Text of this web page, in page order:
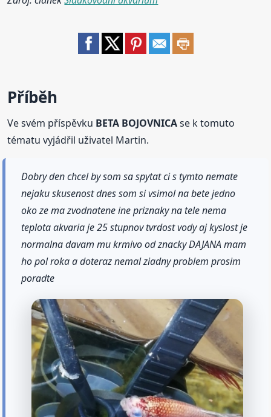
Příběh
Ve svém příspěvku BETA BOJOVNICAse k tomuto
tématu vyjádřil uživatel Martin.
Dobry den chcel by som sa spytat ci s tymto nemate
nejaku skusenost dnes som si vsimol na bete jedno
oko ze ma zvodnatene ine priznaky na tele nema
teplota akvaria je 25 stupnov tvrdost vody aj kyslost je
normalna davam mu krmivo od znacky DAJANA mam
ho pol roka a doteraz nemal ziadny problem prosim
poradte